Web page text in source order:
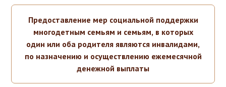
Предоставление мер социальной поддержки
многодетным семьям и семьям, в которых
один или оба родителя являются инвалидами,
по назначению и осуществлению ежемесячной
денежной выплаты